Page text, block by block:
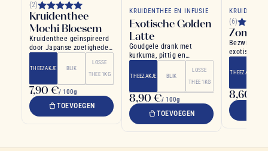
(2)
Kruidenthee
Mochi Bloesem
Kruidenthee geïnspireerd
door Japanse zoetigheden,
THEEZAKJE BLIK
LOSSE
THEE 1KG
7,90 €/ 100g
TOEVOEGEN
KRUIDENTHEE EN INFUSIE
Exotische Golden
Latte
Goudgele drank met
kurkuma, pittig en
THEEZAKJE BLIK
LOSSE
THEE 1KG
8,90 €/ 100g
TOEVOEGEN
(6)
Bezwijk aan
exotische
THEEZAKJE
8,60 €